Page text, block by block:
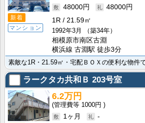
新着
マンション
48000円
48000円
1R
21.59㎡
1992年3月
（築34年）
相模原市南区古淵
横浜線 古淵駅 徒歩3分
ラークタカ共和Ｂ 203号室
6.2万円
1000円
1ヶ月
-